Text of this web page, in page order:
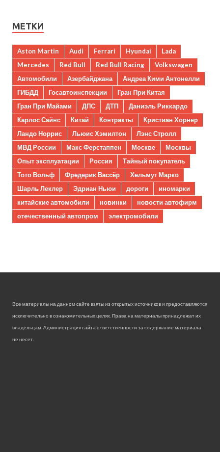
МЕТКИ
Aston Martin Audi Ferrari Hyundai
Lada
Mercedes
Red Bull Red Bull Racing
Volkswagen
Автомобили
Азербайджана
Андреа Кими Антонелли
ГИБДД
Госавтоинспекции
Гран При Китая
Гран При Майами
ДПС ДТП
Даниэль Риккардо
Карлос Сайнс
Китай Контракты
Кристиан Хорнер
Ландо Норрис
Льюис Хэмилтон
Лэнс Стролл
МВД России
Макс Ферстаппен Москве
Москвы
Опыт эксплуатации
Россия
Тайный покупатель
Тото Вольф
Фредерик Вассёр
Хельмут Марко
Шарль Леклер
Эдриан Ньюи дороги
иномарки
китайские автомобили
новинки
новости автофирм
отечественный автопром
электромобили
Все материалы на данном сайте взяты из открытых источников и предоставляются
исключительно в ознакомительных целях. Права на материалы принадлежат их
владельцам. Администрация сайта ответственности за содержание материала
не несет.